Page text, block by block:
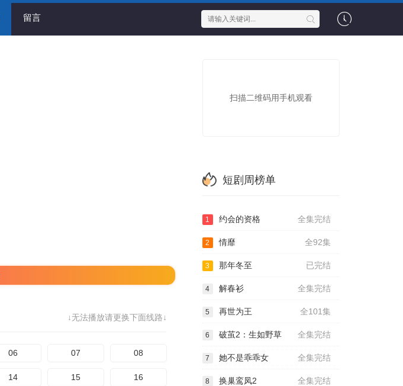
留言
↓无法播放请更换下面线路↓
06 07 08
14 15 16
扫描二维码用手机观看
短剧周榜单
全集完结
1 约会的资格
全92集
2 情靡
已完结
3 那年冬至
全集完结
4 解春衫
全101集
5 再世为王
全集完结
6 破茧2：生如野草
全集完结
7 她不是乖乖女
全集完结
8 换巢鸾凤2